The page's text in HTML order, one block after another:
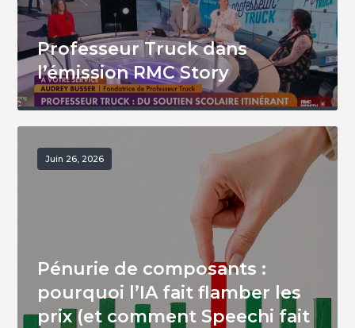
Professeur Truck dans
l’émission RMC Story
Juin 26, 2026
Pénurie de composants :
pourquoi l’IA fait flamber les
prix (et comment Speechi fait